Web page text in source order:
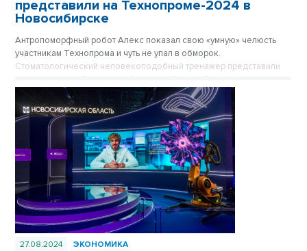
представили на Технопроме-2024 в
Новосибирске
Антропоморфный робот Алекс показал свою «умную» челюсть
участникам Технопрома и чуть не упал в обморок.
Стоматологический человекоподобный тренажер представили
пермские разработчики на форуме в Новосибирске.
27.08.2024 ЭКОНОМИКА